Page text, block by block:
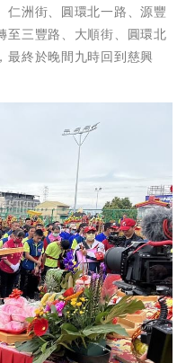
仁洲街、圓環北一路、源豐
至三豐路、大順街、圓環北
最終於晚間九時回到慈興